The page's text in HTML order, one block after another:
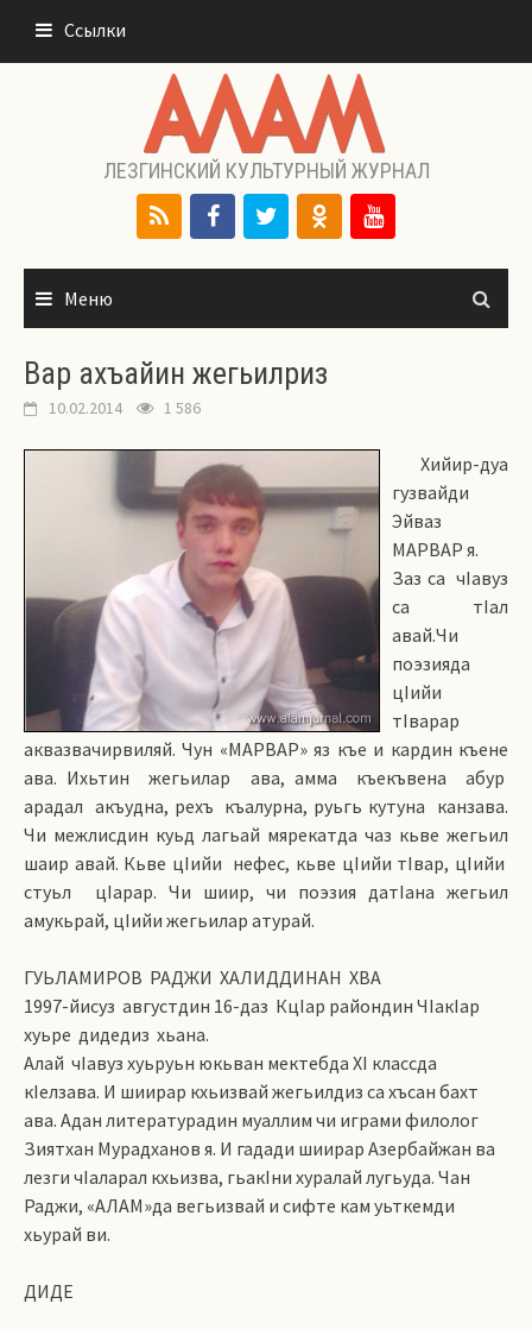
содержимому
Ссылки
ЛЕЗГИНСКИЙ КУЛЬТУРНЫЙ ЖУРНАЛ
Меню
Вар ахъайин жегьилриз
10.02.2014 1 586
Хийир-дуа
гузвайди
Эйваз
МАРВАР я.
Заз са чIавуз
са тIал
авай.Чи
поэзияда
цIийи
тIварар
аквазвачирвиляй. Чун «МАРВАР» яз къе и кардин къене
ава. Ихьтин жегьилар ава, амма къекъвена абур
арадал акъудна, рехъ къалурна, руьгь кутуна канзава.
Чи межлисдин куьд лагьай мярекатда чаз кьве жегьил
шаир авай. Кьве цIийи нефес, кьве цIийи тIвар, цIийи
стуьл цIарар. Чи шиир, чи поэзия датIана жегьил
амукьрай, цIийи жегьилар атурай.
ГУЬЛАМИРОВ РАДЖИ ХАЛИДДИНАН ХВА
1997-йисуз августдин 16-даз КцIар райондин ЧIакIар
хуьре дидедиз хьана.
Алай чIавуз хуьруьн юкьван мектебда ХI классда
кIелзава. И шиирар кхьизвай жегьилдиз са хъсан бахт
ава. Адан литературадин муаллим чи играми филолог
Зиятхан Мурадханов я. И гадади шиирар Азербайжан ва
лезги чIаларал кхьизва, гьакIни хуралай лугьуда. Чан
Раджи, «АЛАМ»да вегьизвай и сифте кам уьткемди
хьурай ви.
ДИДЕ